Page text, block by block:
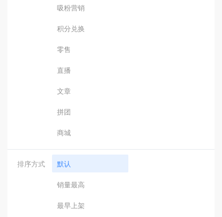
吸粉营销
积分兑换
零售
直播
文章
拼团
商城
排序方式 默认
销量最高
最早上架